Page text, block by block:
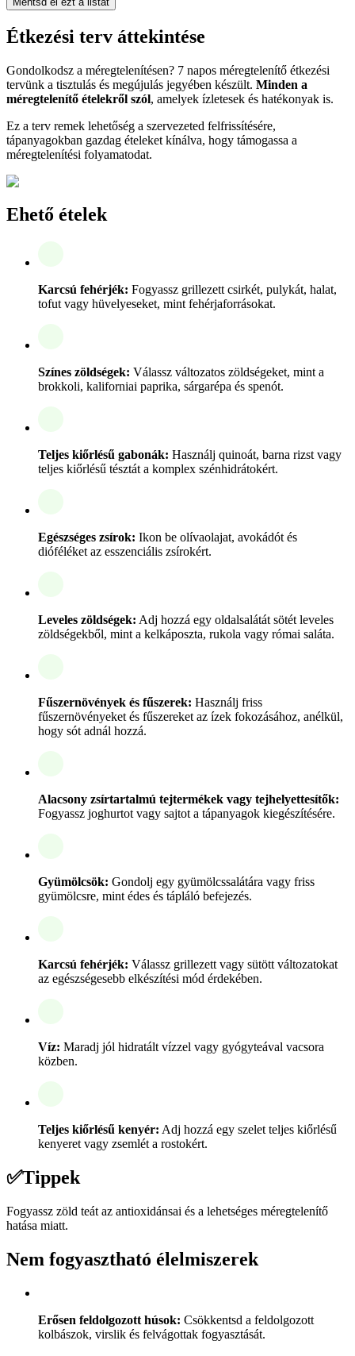
Étkezési terv áttekintése
Gondolkodsz a méregtelenítésen? 7 napos méregtelenítő étkezési
tervünk a tisztulás és megújulás jegyében készült. Minden a
méregtelenítő ételekről szól, amelyek ízletesek és hatékonyak is.
Ez a terv remek lehetőség a szervezeted felfrissítésére,
tápanyagokban gazdag ételeket kínálva, hogy támogassa a
méregtelenítési folyamatodat.
Ehető ételek
Karcsú fehérjék: Fogyassz grillezett csirkét, pulykát, halat,
tofut vagy hüvelyeseket, mint fehérjaforrásokat.
Színes zöldségek: Válassz változatos zöldségeket, mint a
brokkoli, kaliforniai paprika, sárgarépa és spenót.
Teljes kiőrlésű gabonák: Használj quinoát, barna rizst vagy
teljes kiőrlésű tésztát a komplex szénhidrátokért.
Egészséges zsírok: Ikon be olívaolajat, avokádót és
dióféléket az esszenciális zsírokért.
Leveles zöldségek: Adj hozzá egy oldalsalátát sötét leveles
zöldségekből, mint a kelkáposzta, rukola vagy római saláta.
Fűszernövények és fűszerek: Használj friss
fűszernövényeket és fűszereket az ízek fokozásához, anélkül,
hogy sót adnál hozzá.
Alacsony zsírtartalmú tejtermékek vagy tejhelyettesítők:
Fogyassz joghurtot vagy sajtot a tápanyagok kiegészítésére.
Gyümölcsök: Gondolj egy gyümölcssalátára vagy friss
gyümölcsre, mint édes és tápláló befejezés.
Karcsú fehérjék: Válassz grillezett vagy sütött változatokat
az egészségesebb elkészítési mód érdekében.
Víz: Maradj jól hidratált vízzel vagy gyógyteával vacsora
közben.
Teljes kiőrlésű kenyér: Adj hozzá egy szelet teljes kiőrlésű
kenyeret vagy zsemlét a rostokért.
✅Tippek
Fogyassz zöld teát az antioxidánsai és a lehetséges méregtelenítő
hatása miatt.
Nem fogyasztható élelmiszerek
Erősen feldolgozott húsok: Csökkentsd a feldolgozott
kolbászok, virslik és felvágottak fogyasztását.